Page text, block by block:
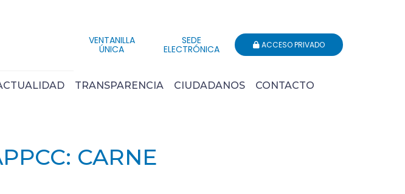
VENTANILLA
ÚNICA
SEDE
ELECTRÓNICA ACCESO PRIVADO
TRANSPARENCIA CIUDADANOS CONTACTO
CARNE